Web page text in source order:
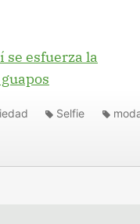
se esfuerza la
Selfie